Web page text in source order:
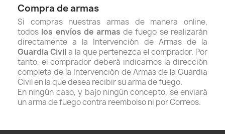
Compra de armas
Si compras nuestras armas de manera online,
todos los envíos de armas de fuego se realizarán
directamente a la Intervención de Armas de la
Guardia Civil a la que pertenezca el comprador. Por
tanto, el comprador deberá indicarnos la dirección
completa de la Intervención de Armas de la Guardia
Civil en la que desea recibir su arma de fuego.
En ningún caso, y bajo ningún concepto, se enviará
un arma de fuego contra reembolso ni por Correos.